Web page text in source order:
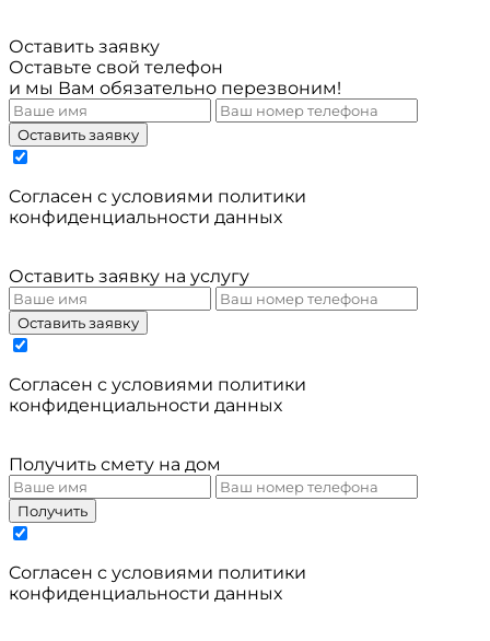
Оставить заявку
Оставьте свой телефон
и мы Вам обязательно перезвоним!
Оставить заявку
Cогласен с условиями политики
конфиденциальности данных
Оставить заявку на услугу
Оставить заявку
Cогласен с условиями политики
конфиденциальности данных
Получить смету на дом
Получить
Cогласен с условиями политики
конфиденциальности данных